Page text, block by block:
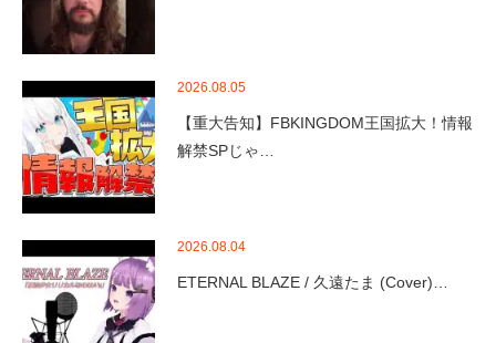
2026.08.05
【重大告知】FBKINGDOM王国拡大！情報
解禁SPじゃ…
2026.08.04
ETERNAL BLAZE / 久遠たま (Cover)…